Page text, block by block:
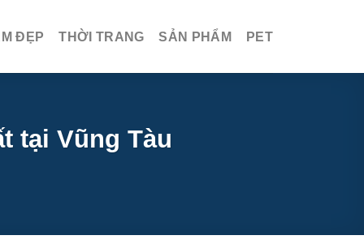
ĐẸP THỜI TRANG SẢN PHẨM PET
tại Vũng Tàu